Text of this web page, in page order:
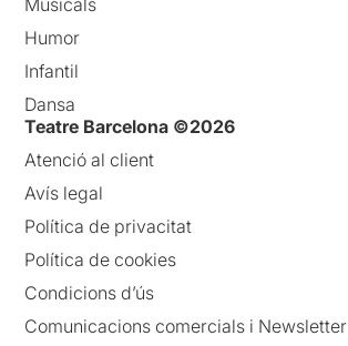
Humor
Infantil
Dansa
Teatre Barcelona ©2026
Atenció al client
Avís legal
Política de privacitat
Política de cookies
Condicions d’ús
Comunicacions comercials i Newsletter